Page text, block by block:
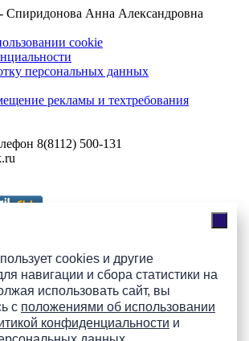
cookies и другие
навигации и сбора статистики на
использовать сайт, вы
с положениями об использовании
конфиденциальности и
Спиридонова Анна Александровна
cookie
персональных данных
рекламы и техтребования
8(8112) 500-131
на группы